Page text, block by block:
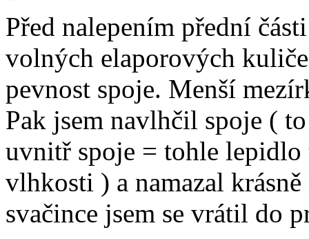
Před nalepením přední
volných elaporových
pevnost spoje. Menší
Pak jsem navlhčil spoje (
uvnitř spoje = tohle lepidlo
vlhkosti ) a namazal
svačince jsem se vrátil do